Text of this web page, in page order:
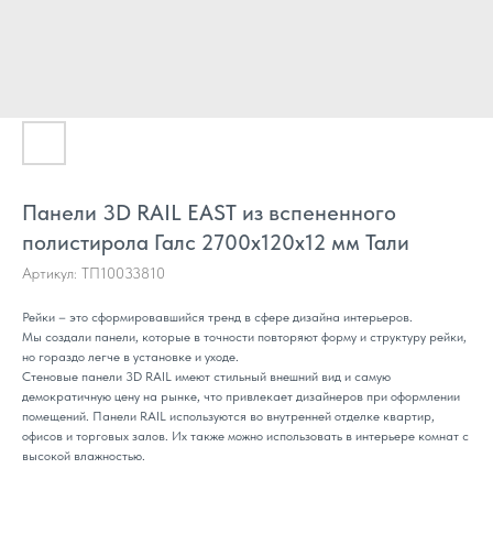
Панели 3D RAIL EAST из вспененного
полистирола Галс 2700х120х12 мм Тали
Артикул: ТП10033810
Рейки – это сформировавшийся тренд в сфере дизайна интерьеров.
Мы создали панели, которые в точности повторяют форму и структуру рейки,
но гораздо легче в установке и уходе.
Стеновые панели 3D RAIL имеют стильный внешний вид и самую
демократичную цену на рынке, что привлекает дизайнеров при оформлении
помещений. Панели RAIL используются во внутренней отделке квартир,
офисов и торговых залов. Их также можно использовать в интерьере комнат с
высокой влажностью.